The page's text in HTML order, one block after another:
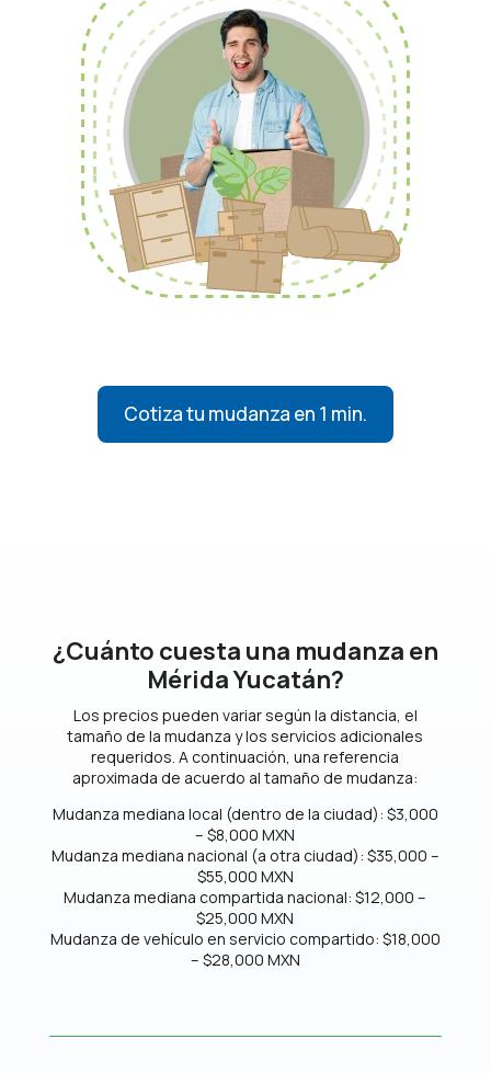
Cotiza tu mudanza en 1 min.
¿Cuánto cuesta una mudanza en
Mérida Yucatán?
Los precios pueden variar según la distancia, el
tamaño de la mudanza y los servicios adicionales
requeridos. A continuación, una referencia
aproximada de acuerdo al tamaño de mudanza:
Mudanza mediana local (dentro de la ciudad): $3,000
– $8,000 MXN
Mudanza mediana nacional (a otra ciudad): $35,000 –
$55,000 MXN
Mudanza mediana compartida nacional: $12,000 –
$25,000 MXN
Mudanza de vehículo en servicio compartido: $18,000
– $28,000 MXN